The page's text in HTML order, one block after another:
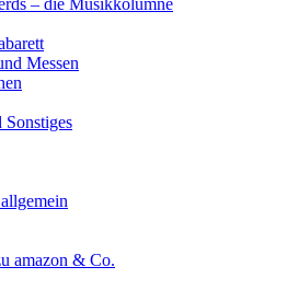
– die Musikkolumne
Messen
Sonstiges
amazon & Co.